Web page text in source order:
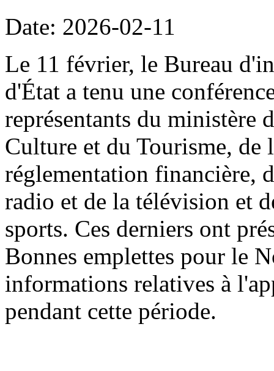
Date: 2026-02-11
Le 11 février, le Bureau
d'État a tenu une
représentants du ministère
Culture et du Tourisme, de
réglementation financière,
radio et de la télévision et
sports. Ces derniers ont
Bonnes emplettes pour le
informations relatives à
pendant cette période.